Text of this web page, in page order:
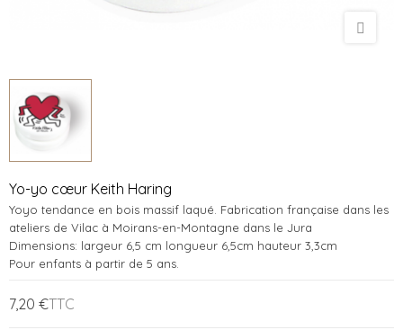
Yo-yo cœur Keith Haring
Yoyo tendance en bois massif laqué. Fabrication française dans les
ateliers de Vilac à Moirans-en-Montagne dans le Jura
Dimensions: largeur 6,5 cm longueur 6,5cm hauteur 3,3cm
Pour enfants à partir de 5 ans.
7,20 €TTC